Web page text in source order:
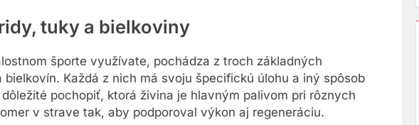
tuky a bielkoviny
športe využívate, pochádza z troch základných
Každá z nich má svoju špecifickú úlohu a iný spôsob
pochopiť, ktorá živina je hlavným palivom pri rôznych
v strave tak, aby podporoval výkon aj regeneráciu.